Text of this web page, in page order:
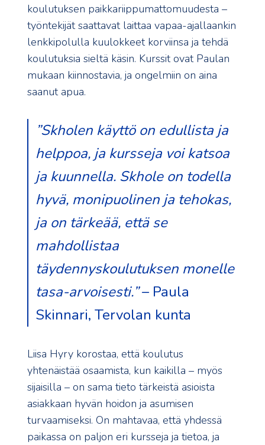
koulutuksen paikkariippumattomuudesta –
työntekijät saattavat laittaa vapaa-ajallaankin
lenkkipolulla kuulokkeet korviinsa ja tehdä
koulutuksia sieltä käsin. Kurssit ovat Paulan
mukaan kiinnostavia, ja ongelmiin on aina
saanut apua.
”Skholen käyttö on edullista ja
helppoa, ja kursseja voi katsoa
ja kuunnella. Skhole on todella
hyvä, monipuolinen ja tehokas,
ja on tärkeää, että se
mahdollistaa
täydennyskoulutuksen monelle
tasa-arvoisesti.”– Paula
Skinnari, Tervolan kunta
Liisa Hyry korostaa, että koulutus
yhtenäistää osaamista, kun kaikilla – myös
sijaisilla – on sama tieto tärkeistä asioista
asiakkaan hyvän hoidon ja asumisen
turvaamiseksi. On mahtavaa, että yhdessä
paikassa on paljon eri kursseja ja tietoa, ja